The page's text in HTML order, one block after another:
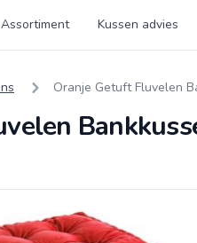
Kussen advies
Oranje Getuft Fluvelen